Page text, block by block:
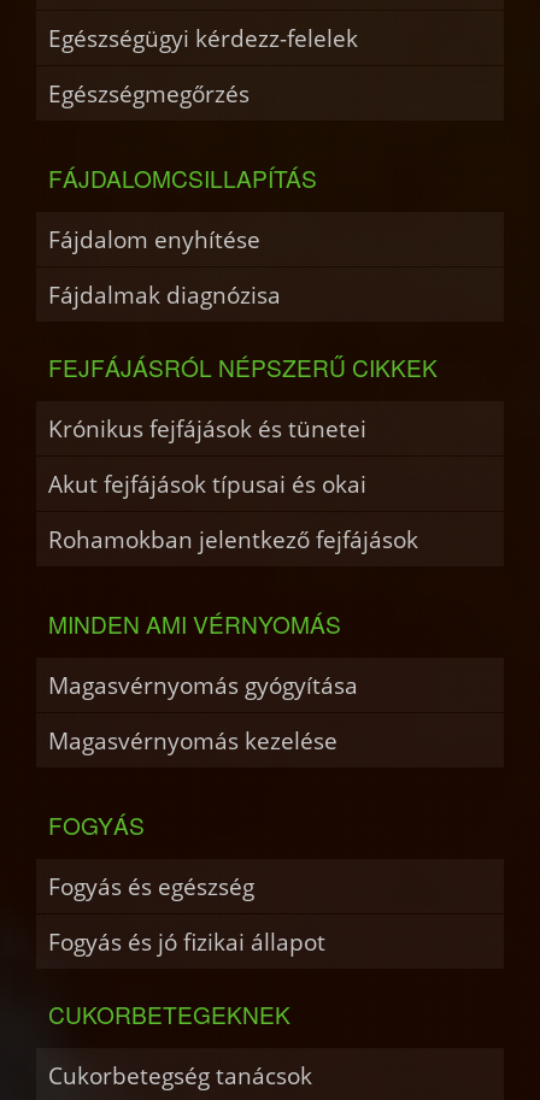
Egészségügyi kérdezz-felelek
Egészségmegőrzés
FÁJDALOMCSILLAPÍTÁS
Fájdalom enyhítése
Fájdalmak diagnózisa
FEJFÁJÁSRÓL NÉPSZERŰ CIKKEK
Krónikus fejfájások és tünetei
Akut fejfájások típusai és okai
Rohamokban jelentkező fejfájások
MINDEN AMI VÉRNYOMÁS
Magasvérnyomás gyógyítása
Magasvérnyomás kezelése
FOGYÁS
Fogyás és egészség
Fogyás és jó fizikai állapot
CUKORBETEGEKNEK
Cukorbetegség tanácsok